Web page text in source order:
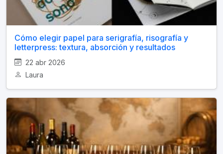
Cómo elegir papel para serigrafía, risografía y
letterpress: textura, absorción y resultados
22 abr 2026
Laura